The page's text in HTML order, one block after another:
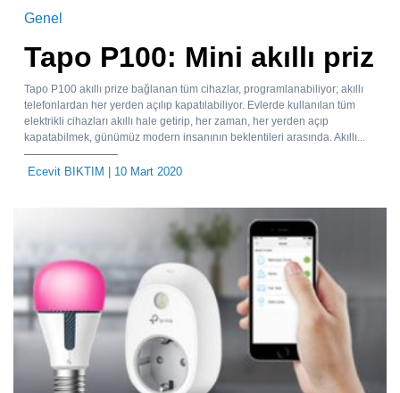
Genel
Tapo P100: Mini akıllı priz
Tapo P100 akıllı prize bağlanan tüm cihazlar, programlanabiliyor; akıllı
telefonlardan her yerden açılıp kapatılabiliyor. Evlerde kullanılan tüm
elektrikli cihazları akıllı hale getirip, her zaman, her yerden açıp
kapatabilmek, günümüz modern insanının beklentileri arasında. Akıllı...
Ecevit BIKTIM | 10 Mart 2020